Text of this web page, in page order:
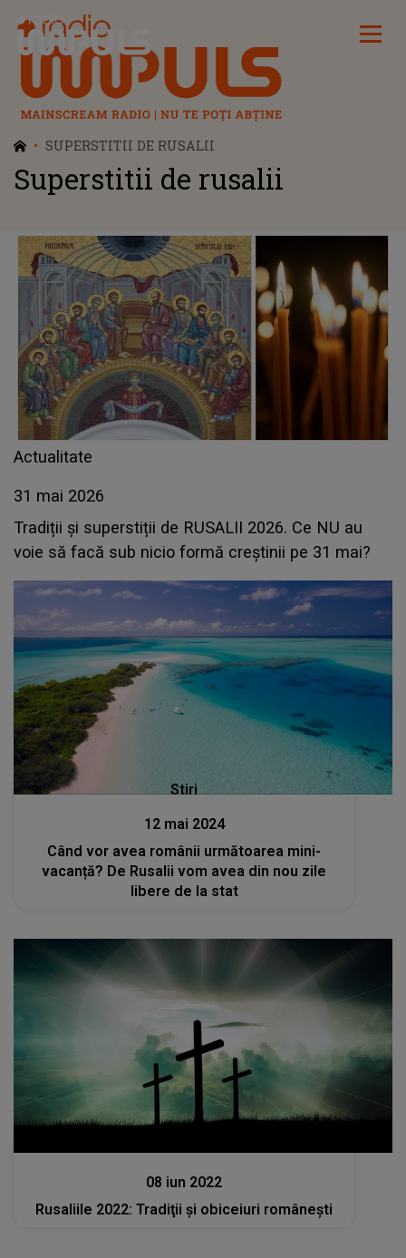
Radio Impuls
SUPERSTITII DE RUSALII
Superstitii de rusalii
Actualitate
31 mai 2026
Tradiții și superstiții de RUSALII 2026. Ce NU au
voie să facă sub nicio formă creștinii pe 31 mai?
Stiri
12 mai 2024
Când vor avea românii următoarea mini-
vacanță? De Rusalii vom avea din nou zile
libere de la stat
08 iun 2022
Rusaliile 2022: Tradiţii şi obiceiuri româneşti